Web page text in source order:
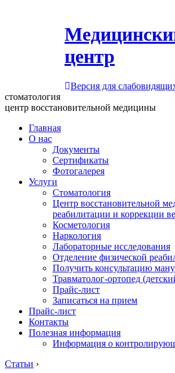
центр
Версия для
стоматология
центр восстановительной медицины
Главная
О нас
Документы
Сертификаты
Фотогалерея
Услуги
Стоматология
Центр восстановительной
реабилитации и коррекции
Косметология
Наркология
Лабораторные исследования
Отделение физической
Получить консультацию
Травматолог-ортопед
Прайс-лист
Записаться на прием
Прайс-лист
Контакты
Полезная информация
Информация о
Статьи ›